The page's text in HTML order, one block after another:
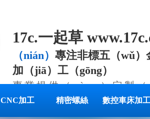
17c.一起草
（nián） 專注非標五（wǔ
加（jiā）工（gōng）
專業提供（gòng）定製
件解決方案（àn）
CNC加工 精密螺絲 數控車床加工